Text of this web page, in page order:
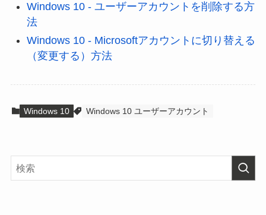
Windows 10 - ユーザーアカウントを削除する方
法
Windows 10 - Microsoftアカウントに切り替える
（変更する）方法
Windows 10 Windows 10 ユーザーアカウント